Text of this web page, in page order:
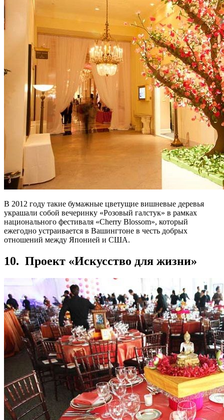
В 2012 году такие бумажные цветущие вишневые деревья
украшали собой вечеринку «Розовый галстук» в рамках
национального фестиваля «Cherry Blossom», который
ежегодно устраивается в Вашингтоне в честь добрых
отношений между Японией и США.
10. Проект «Искусство для жизни»